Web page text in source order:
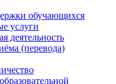
обучающихся
услуги
деятельность
(перевода)